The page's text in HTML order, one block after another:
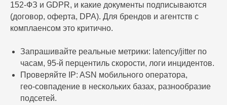
152‑ФЗ и GDPR, и какие документы подписываются
(договор, оферта, DPA). Для брендов и агентств с
комплаенсом это критично.
Запрашивайте реальные метрики: latency/jitter по
часам, 95‑й перцентиль скорости, логи инцидентов.
Проверяйте IP: ASN мобильного оператора,
гео‑совпадение в нескольких базах, разнообразие
подсетей.